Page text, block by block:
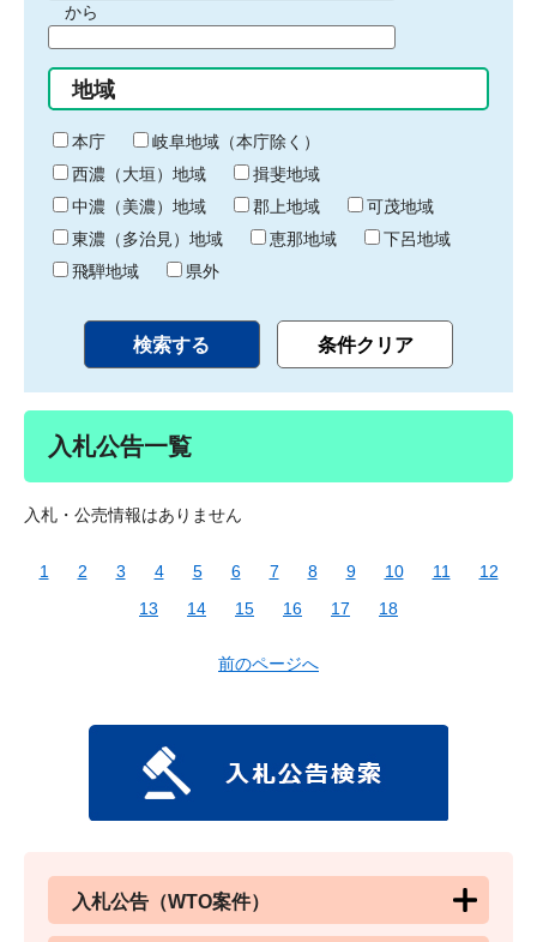
間
始
り
から
間
終
わ
り
地域
本庁
岐阜地域（本庁除く）
西濃（大垣）地域
揖斐地域
中濃（美濃）地域
郡上地域
可茂地域
東濃（多治見）地域
恵那地域
下呂地域
飛騨地域
県外
入札公告一覧
入札・公売情報はありません
1 2 3 4 5 6 7 8 9 10 11
12
13
14 15 16 17 18
前のページへ
入札公告（WTO案件）